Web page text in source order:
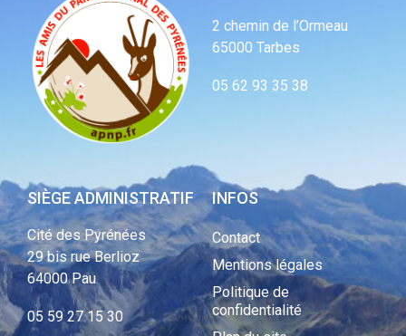
2 chemin de l’Ormeau
65000 Tarbes
05 62 93 35 38
SIÈGE ADMINISTRATIF
Cité des Pyrénées
29 bis rue Berlioz
64000 Pau
05 59 27 15 30
INFOS
Contact
Mentions légales
Politique de
confidentialité